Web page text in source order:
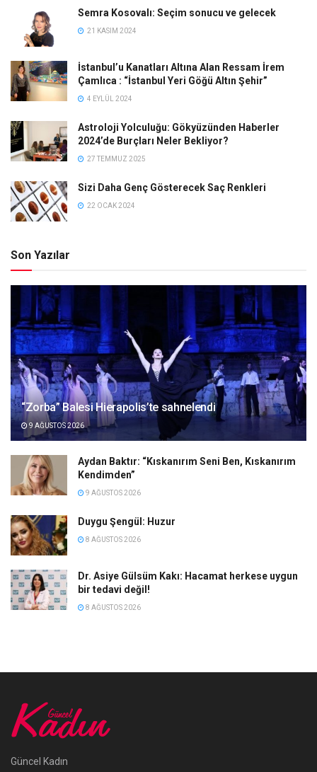
Semra Kosovalı: Seçim sonucu ve gelecek
21 KASIM 2024
İstanbul’u Kanatları Altına Alan Ressam İrem
Çamlıca : “İstanbul Yeri Göğü Altın Şehir”
4 EYLÜL 2024
Astroloji Yolculuğu: Gökyüzünden Haberler
2024’de Burçları Neler Bekliyor?
27 TEMMUZ 2025
Sizi Daha Genç Gösterecek Saç Renkleri
22 OCAK 2024
Son Yazılar
“Zorba” Balesi Hierapolis’te sahnelendi
9 AĞUSTOS 2026
Aydan Baktır: “Kıskanırım Seni Ben, Kıskanırım
Kendimden”
9 AĞUSTOS 2026
Duygu Şengül: Huzur
8 AĞUSTOS 2026
Dr. Asiye Gülsüm Kakı: Hacamat herkese uygun
bir tedavi değil!
8 AĞUSTOS 2026
Güncel Kadın